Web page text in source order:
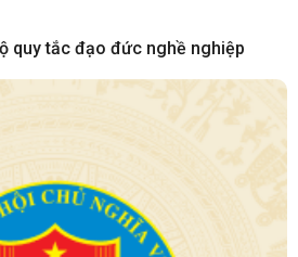
quy tắc đạo đức nghề nghiệp